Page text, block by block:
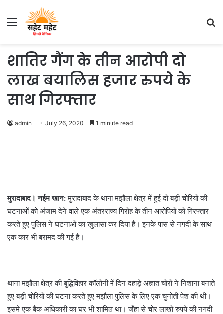
Menu
शातिर गैंग के तीन आरोपी दो
लाख बयालिस हजार रुपये के
साथ गिरफ्तार
admin July 26, 2020 1 minute read
मुरादाबाद। नईम खान:मुरादाबाद के थाना मझौला क्षेत्र में हुई दो बड़ी चोरियों की
घटनाओं को अंजाम देने वाले एक अंतरराज्य गिरोह के तीन आरोपियों को गिरफ्तार
करते हुए पुलिस ने घटनाओं का खुलासा कर दिया है। इनके पास से नगदी के साथ
एक कार भी बरामद की गई है।
थाना मझौला क्षेत्र की बुद्धिविहार कॉलोनी में दिन दहाड़े अज्ञात चोरों ने निशाना बनाते
हुए बड़ी चोरियों की घटना करते हुए मझौला पुलिस के लिए एक चुनोती पेश की थी।
इसमे एक बैंक अधिकारी का घर भी शामिल था। जँहा से चोर लाखो रुपये की नगदी